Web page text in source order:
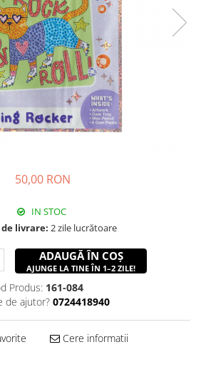
50,00 RON
IN STOC
livrare: 2 zile lucrătoare
ADAUGĂ ÎN COȘ
AJUNGE LA TINE ÎN 1–2 ZILE!
Produs: 161-084
de ajutor? 0724418940
Cere informatii